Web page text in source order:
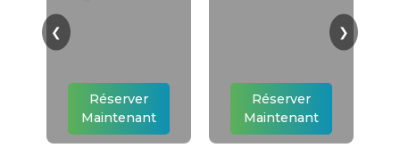
Réserver
Maintenant
Réserver
Maintenant
❮ ❯